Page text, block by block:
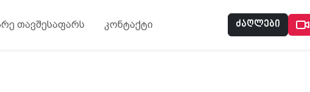
თავშესაფარს კონტაქტი ძაღლები